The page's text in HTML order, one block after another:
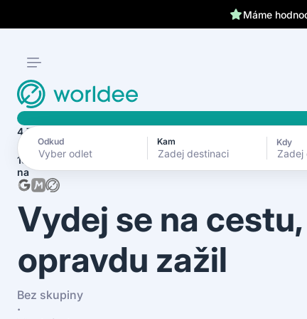
Klientům kryjeme záda
Odkud Kam Kdy
Zadej
4.7
1870+ recenzí
na
Vydej se na
opravdu zažil
Bez skupiny
·